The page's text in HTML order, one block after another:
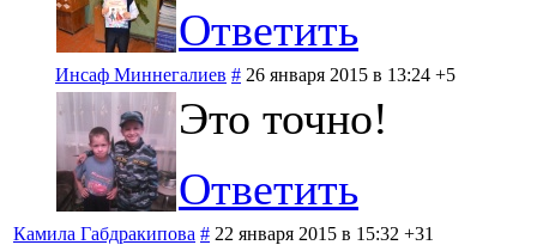
Ответить
Инсаф Миннегалиев # 26 января 2015 в 13:24 +5
Это точно!
Ответить
Камила Габдракипова # 22 января 2015 в 15:32 +31